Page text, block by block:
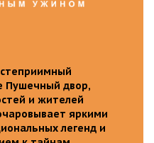
Пушечный двор,
и жителей
яркими
легенд и